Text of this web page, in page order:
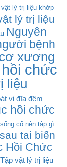
vật lý trị liệu khớp
lý trị liệu
Nguyên
bệnh
xương
chức
liệu
vị đĩa đệm
hồi chức
cổ nên tập gì
tai biến
Hồi Chức
Tập vật lý trị liệu